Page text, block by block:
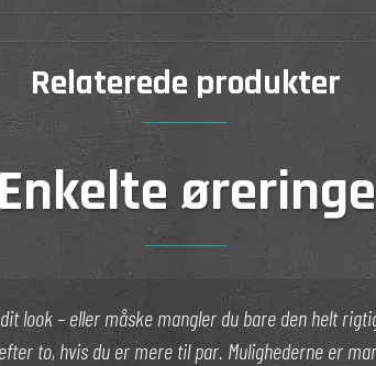
Relaterede produkter
Enkelte øreringe
look – eller måske mangler du bare den helt
to, hvis du er mere til par. Mulighederne er